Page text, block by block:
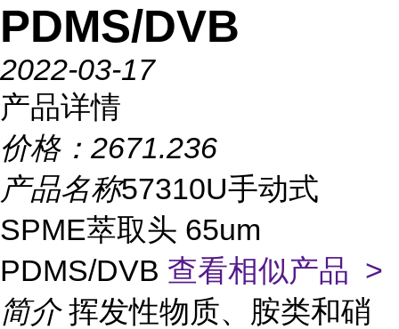
PDMS/DVB
2022-03-17
产品详情
价格： 2671.236
产品名称57310U手动式
SPME萃取头 65um
PDMS/DVB 查看相似产品 >
简介 挥发性物质、胺类和硝